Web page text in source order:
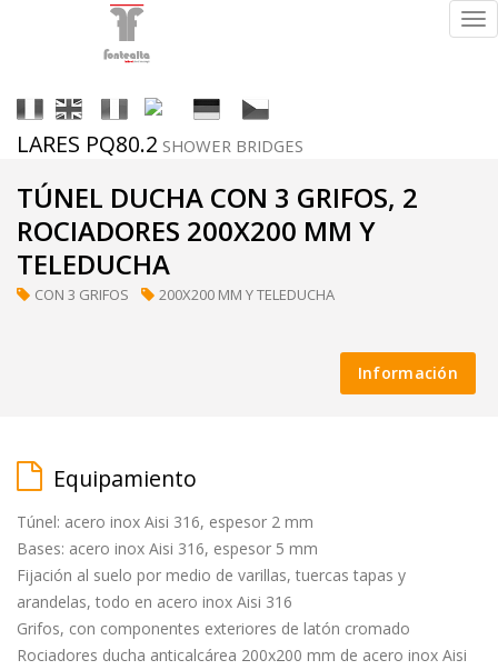
ral
supermirror
matt
black
LARES PQ80.2 SHOWER BRIDGES
TÚNEL DUCHA CON 3 GRIFOS, 2
ROCIADORES 200X200 MM Y
TELEDUCHA
CON 3 GRIFOS 200X200 MM Y TELEDUCHA
Información
Equipamiento
Túnel: acero inox Aisi 316, espesor 2 mm
Bases: acero inox Aisi 316, espesor 5 mm
Fijación al suelo por medio de varillas, tuercas tapas y
arandelas, todo en acero inox Aisi 316
Grifos, con componentes exteriores de latón cromado
Rociadores ducha anticalcárea 200x200 mm de acero inox Aisi